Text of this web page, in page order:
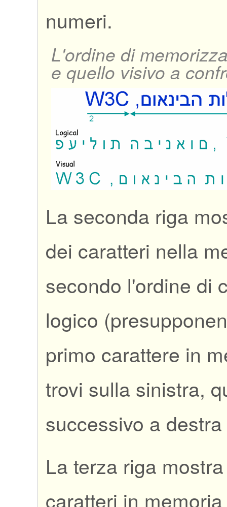
numeri.
L'ordine di
e quello visivo a
La seconda riga
dei caratteri nella
secondo l'ordine di
logico
primo carattere in
trovi sulla sinistra,
successivo a
La terza riga
caratteri in